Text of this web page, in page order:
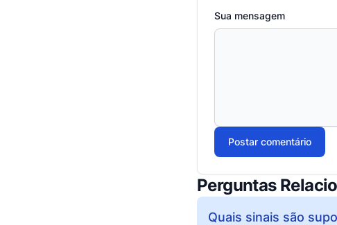
Sua mensagem
Postar comentário
Perguntas
Quais sinais são